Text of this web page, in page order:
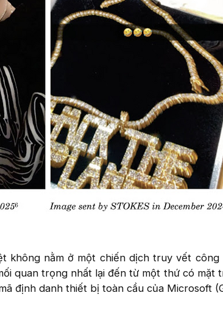
không nằm ở một chiến dịch truy vết công
quan trọng nhất lại đến từ một thứ có mặt
định danh thiết bị toàn cầu của Microsoft